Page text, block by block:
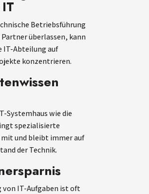
Betriebsführung
überlassen, kann
IT-Abteilung auf
konzentrieren.
Systemhaus wie die
spezialisierte
mit und bleibt immer auf
der Technik.
von IT-Aufgaben ist oft